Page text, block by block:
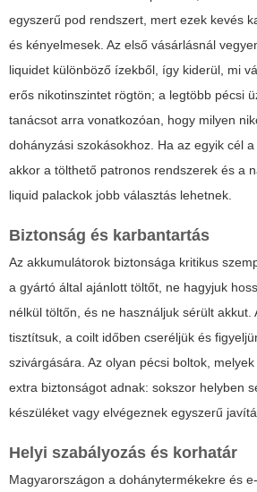
egyszerű pod rendszert, mert ezek kevés
és kényelmesek. Az első vásárlásnál
liquidet különböző ízekből, így kiderül, mi
erős nikotinszintet rögtön; a legtöbb pécsi
tanácsot arra vonatkozóan, hogy milyen
dohányzási szokásokhoz. Ha az egyik cél
akkor a tölthető patronos rendszerek és a
liquid palackok jobb választás lehetnek.
Biztonság és karbantartás
Az akkumulátorok biztonsága kritikus
a gyártó által ajánlott töltőt, ne hagyjuk
nélkül töltőn, és ne használjuk sérült akkut.
tisztítsuk, a coilt időben cseréljük és
szivárgására. Az olyan pécsi boltok,
extra biztonságot adnak: sokszor helyben
készüléket vagy elvégeznek egyszerű
Helyi szabályozás és korhatár
Magyarországon a dohánytermékekre és